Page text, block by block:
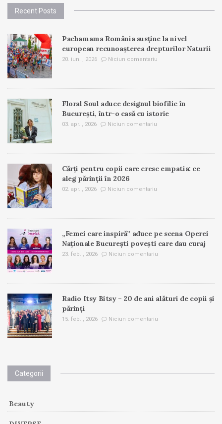
Recent Posts
Pachamama România susține la nivel
european recunoașterea drepturilor Naturii
20. iun. , 2026 Niciun comentariu
Floral Soul aduce designul biofilic în
București, într-o casă cu istorie
03. apr. , 2026 Niciun comentariu
Cărți pentru copii care cresc empatia: ce
aleg părinții în 2026
02. apr. , 2026 Niciun comentariu
„Femei care inspiră” aduce pe scena Operei
Naționale București povești care dau curaj
23. feb. , 2026 Niciun comentariu
Radio Itsy Bitsy – 20 de ani alături de copii și
părinți
15. feb. , 2026 Niciun comentariu
Categorii
Beauty